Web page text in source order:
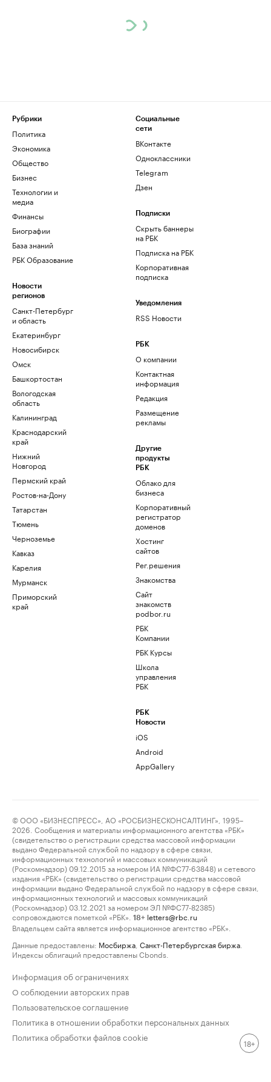
Рубрики
Политика
Экономика
Общество
Бизнес
Технологии и
медиа
Финансы
Биографии
База знаний
РБК Образование
Новости
регионов
Санкт-Петербург
и область
Екатеринбург
Новосибирск
Омск
Башкортостан
Вологодская
область
Калининград
Краснодарский
край
Нижний
Новгород
Пермский край
Ростов-на-Дону
Татарстан
Тюмень
Черноземье
Кавказ
Карелия
Мурманск
Приморский
край
Социальные
сети
ВКонтакте
Одноклассники
Telegram
Дзен
Подписки
Скрыть баннеры
на РБК
Подписка на РБК
Корпоративная
подписка
Уведомления
RSS Новости
РБК
О компании
Контактная
информация
Редакция
Размещение
рекламы
Другие
продукты
РБК
Облако для
бизнеса
Корпоративный
регистратор
доменов
Хостинг
сайтов
Рег.решения
Знакомства
Сайт
знакомств
podbor.ru
РБК
Компании
РБК Курсы
Школа
управления
РБК
РБК
Новости
iOS
Android
AppGallery
© ООО «БИЗНЕСПРЕСС», АО «РОСБИЗНЕСКОНСАЛТИНГ», 1995–
2026. Сообщения и материалы информационного агентства «РБК»
(свидетельство о регистрации средства массовой информации
выдано Федеральной службой по надзору в сфере связи,
информационных технологий и массовых коммуникаций
(Роскомнадзор) 09.12.2015 за номером ИА №ФС77-63848) и сетевого
издания «РБК» (свидетельство о регистрации средства массовой
информации выдано Федеральной службой по надзору в сфере связи,
информационных технологий и массовых коммуникаций
(Роскомнадзор) 03.12.2021 за номером ЭЛ №ФС77-82385)
сопровождаются пометкой «РБК».
18+ letters@rbc.ru
Владельцем сайта является информационное агентство «РБК».
Данные предоставлены: Мосбиржа Санкт-Петербургская биржа
Индексы облигаций предоставлены Cbonds.
Информация об ограничениях
О соблюдении авторских прав
Пользовательское соглашение
Политика в отношении обработки персональных данных
Политика обработки файлов cookie
18+